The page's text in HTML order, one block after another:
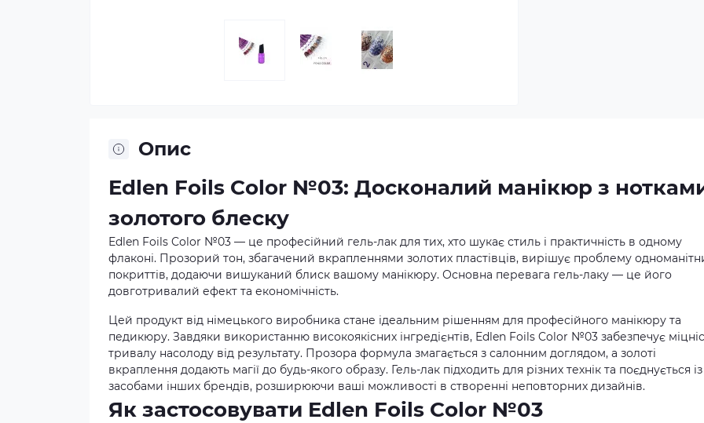
Опис
Edlen Foils Color №03: Досконалий манікюр з
золотого блеску
Edlen Foils Color №03 — це професійний гель-лак для тих, хто шукає стиль і практичність в одному
флаконі. Прозорий тон, збагачений вкрапленнями золотих пластівців, вирішує проблему
покриттів, додаючи вишуканий блиск вашому манікюру. Основна перевага гель-лаку — це його
довготривалий ефект та економічність.
Цей продукт від німецького виробника стане ідеальним рішенням для професійного манікюру та
педикюру. Завдяки використанню високоякісних інгредієнтів, Edlen Foils Color №03 забезпечує
тривалу насолоду від результату. Прозора формула змагається з салонним доглядом, а золоті
вкраплення додають магії до будь-якого образу. Гель-лак підходить для різних технік та поєднується із
засобами інших брендів, розширюючи ваші можливості в створенні неповторних дизайнів.
Як застосовувати Edlen Foils Color №03